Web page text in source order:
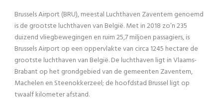
Brussels Airport (BRU), meestal Luchthaven Zaventem genoemd
is de grootste luchthaven van België. Met in 2018 zo’n 235
duizend vliegbewegingen en ruim 25,7 miljoen passagiers, is
Brussels Airport op een oppervlakte van circa 1245 hectare de
grootste luchthaven van België. De luchthaven ligt in Vlaams-
Brabant op het grondgebied van de gemeenten Zaventem,
Machelen en Steenokkerzeel; de hoofdstad Brussel ligt op
twaalf kilometer afstand.